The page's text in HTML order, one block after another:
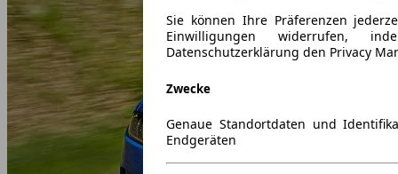
Sie können Ihre Präferenzen
Einwilligungen widerrufen,
Datenschutzerklärung den Privacy
Zwecke
Genaue Standortdaten und
Endgeräten